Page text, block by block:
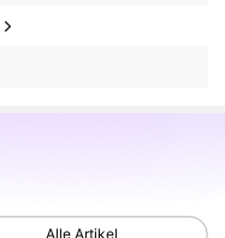
Alle Artikel